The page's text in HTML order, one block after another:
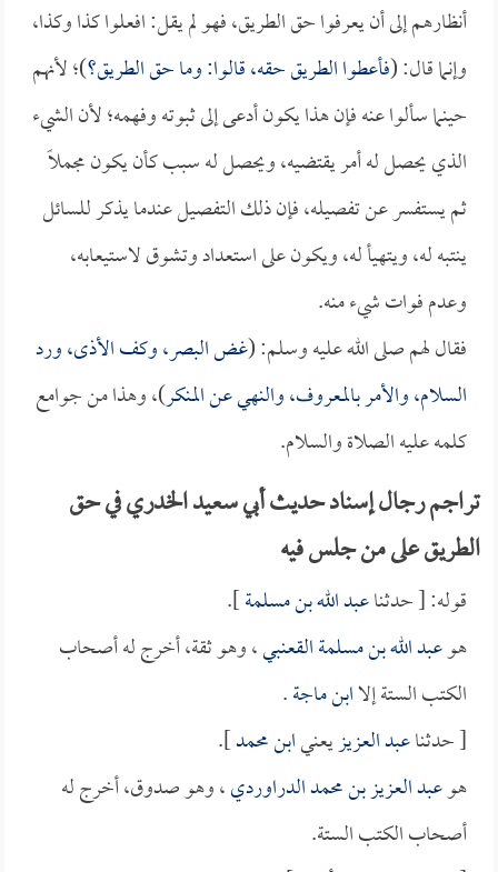
أنظارهم إلى أن يعرفوا حق الطريق، فهو لم يقل: افعلوا كذا وكذا،
وإنما قال: (فأعطوا الطريق حقه، قالوا: وما حق الطريق؟)؛ لأنهم
حينما سألوا عنه فإن هذا يكون أدعى إلى ثبوته وفهمه؛ لأن الشيء
الذي يحصل له أمر يقتضيه، ويحصل له سبب كأن يكون مجملاً
ثم يستفسر عن تفصيله، فإن ذلك التفصيل عندما يذكر للسائل
ينتبه له، ويتهيأ له، ويكون على استعداد وتشوق لاستيعابه،
وعدم فوات شيء منه.
فقال لهم صلى الله عليه وسلم: (غض البصر، وكف الأذى، ورد
السلام، والأمر بالمعروف، والنهي عن المنكر)، وهذا من جوامع
كلمه عليه الصلاة والسلام.
تراجم رجال إسناد حديث أبي سعيد الخدري في حق
الطريق على من جلس فيه
قوله: [ حدثناعبد الله بن مسلمة].
هوعبد الله بن مسلمة القعنبي، وهو ثقة، أخرج له أصحاب
الكتب الستة إلاابن ماجة.
[ حدثناعبد العزيزيعنيابن محمد].
هوعبد العزيز بن محمد الدراوردي، وهو صدوق، أخرج له
أصحاب الكتب الستة.